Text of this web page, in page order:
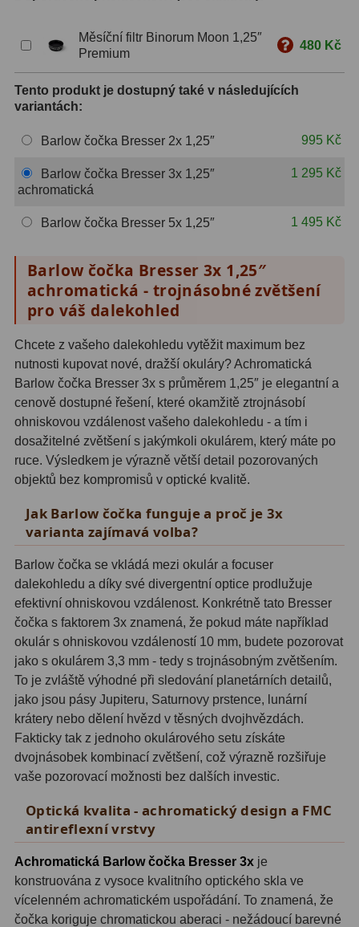
1
Ostatní29
CLS a UHC13
Mlhovinové 14
Hβ4
SII2
Planetární 6
Proti světelnému znečištění
AstroFoto284
Planetární kamery
Deep-Sky kamery28
Guiding kamery14
T-kroužky16
Adaptéry projekční 11
Adaptéry T239
Adaptéry M4833
Filtry L-RGB7
Filtry Pass6
Filtry Block10
Filtry Clip5
Měsíční filtr Binorum Moon 1,25″
Premium
480 Kč
Tento produkt je dostupný také v následujících
variantách:
Barlow čočka Bresser 2x 1,25″ 995 Kč
Barlow čočka Bresser 3x 1,25″
achromatická
1 295 Kč
Barlow čočka Bresser 5x 1,25″ 1 495 Kč
Barlow čočka Bresser 3x 1,25″
achromatická - trojnásobné zvětšení
pro váš dalekohled
Chcete z vašeho dalekohledu vytěžit maximum bez
nutnosti kupovat nové, dražší okuláry? Achromatická
Barlow čočka Bresser 3x s průměrem 1,25″ je elegantní a
cenově dostupné řešení, které okamžitě ztrojnásobí
ohniskovou vzdálenost vašeho dalekohledu - a tím i
dosažitelné zvětšení s jakýmkoli okulárem, který máte po
ruce. Výsledkem je výrazně větší detail pozorovaných
objektů bez kompromisů v optické kvalitě.
Jak Barlow čočka funguje a proč je 3x
varianta zajímavá volba?
Barlow čočka se vkládá mezi okulár a focuser
dalekohledu a díky své divergentní optice prodlužuje
efektivní ohniskovou vzdálenost. Konkrétně tato Bresser
čočka s faktorem 3x znamená, že pokud máte například
okulár s ohniskovou vzdáleností 10 mm, budete pozorovat
jako s okulárem 3,3 mm - tedy s trojnásobným zvětšením.
To je zvláště výhodné při sledování planetárních detailů,
jako jsou pásy Jupiteru, Saturnovy prstence, lunární
krátery nebo dělení hvězd v těsných dvojhvězdách.
Fakticky tak z jednoho okulárového setu získáte
dvojnásobek kombinací zvětšení, což výrazně rozšiřuje
vaše pozorovací možnosti bez dalších investic.
Optická kvalita - achromatický design a FMC
antireflexní vrstvy
Achromatická Barlow čočka Bresser 3x je
konstruována z vysoce kvalitního optického skla ve
vícelenném achromatickém uspořádání. To znamená, že
čočka koriguje chromatickou aberaci - nežádoucí barevné